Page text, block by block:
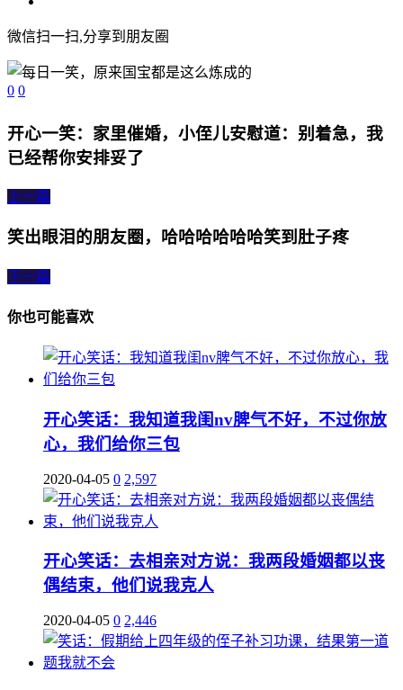
微信扫一扫,分享到朋友圈
0 0
开心一笑：家里催婚，小侄儿安慰道：别着急，我
已经帮你安排妥了
上一篇
笑出眼泪的朋友圈，哈哈哈哈哈哈笑到肚子疼
下一篇
你也可能喜欢
开心笑话：我知道我闺nv脾气不好，不过你放
心，我们给你三包
2020-04-05 0 2,597
开心笑话：去相亲对方说：我两段婚姻都以丧
偶结束，他们说我克人
2020-04-05 0 2,446